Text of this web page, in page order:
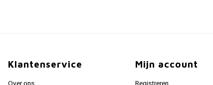
Klantenservice Mijn account